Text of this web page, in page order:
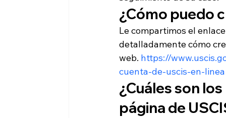
¿Cómo puedo
Le compartimos el
detalladamente cómo
web. https://
cuenta-de-uscis-en-linea
¿Cuáles son
página de